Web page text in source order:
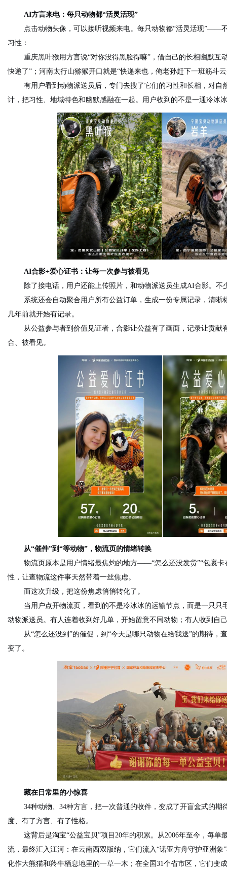
AI方言来电：每只动物都“活灵活现”
点击动物头像，可以接听视频来电。每只动物都“活灵活现”——
习性：
重庆黑叶猴用方言说“对你没得黑脸得嘛”，借自己的长相幽默
快递了”；河南太行山猕猴开口就是“快递来也， 俺老孙赶下一班筋斗
有用户看到动物派送员后，专门去搜了它们的习性和长相，对
计，把习性、地域特色和幽默感融在一起。用户收到的不是一通冷冰
AI合影+爱心证书：让每一次参与被看见
除了接电话，用户还能上传照片，和动物派送员生成AI合影。不
系统还会自动聚合用户所有公益订单，生成一份专属记录，清
几年前就开始有记录。
从公益参与者到价值见证者，合影让公益有了画面，记录让贡
合、被看见。
从“催件”到“等动物”，物流页的情绪转换
物流页原本是用户情绪最焦灼的地方——“怎么还没发货”“包裹
性，让查物流这件事天然带着一丝焦虑。
而这次升级，把这份焦虑悄悄转化了。
当用户点开物流页，看到的不是冷冰冰的运输节点，而是一只
动物派送员。有人连着收到好几单，开始留意不同动物；有人收到自
从“怎么还没到”的催促，到“今天是哪只动物在给我送”的期待
变了。
藏在日常里的小惊喜
34种动物、34种方言，把一次普通的收件，变成了开盲盒式的
度、有了方言、有了性格。
这背后是淘宝“公益宝贝”项目20年的积累。从2006年至今，每
流，最终汇入江河：在云南西双版纳，它们流入“诺亚方舟守护亚洲
化作大熊猫和羚牛栖息地里的一草一木；在全国31个省市区，它们变